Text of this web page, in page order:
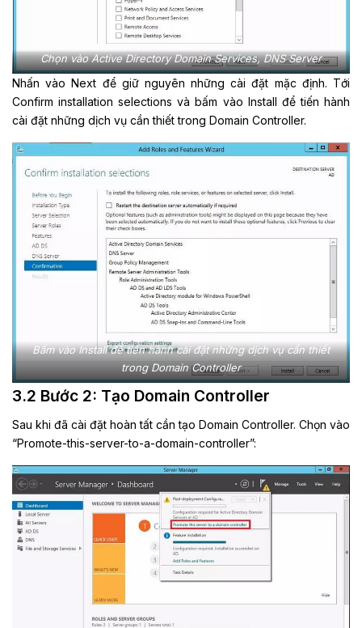
Chọn vào Active Directory Domain Services, DNS Server
Nhấn vào Next để giữ nguyên những cài đặt mặc định. Tới
Confirm installation selections và bấm vào Install để tiến hành
cài đặt những dịch vụ cần thiết trong Domain Controller.
Bấm vào Install để tiến hành cài đặt những dịch vụ cần thiết
trong Domain Controller
3.2 Bước 2: Tạo Domain Controller
Sau khi đã cài đặt hoàn tất cần tạo Domain Controller. Chọn vào
“Promote-this-server-to-a-domain-controller”: